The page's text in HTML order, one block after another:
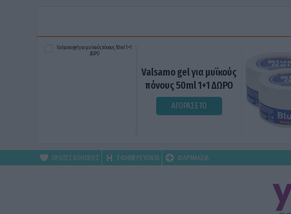
Valsamo gel για μυϊκούς
πόνους 50ml 1+1 ΔΩΡΟ
ΑΓΟΡΑΣΕ ΤΟ
ΠΡΩΤΕΣ ΒΟΗΘΕΙΕΣ ΕΦΗΜΕΡΕΥΟΝΤΑ ΦΑΡΜΑΚΕΙΑ